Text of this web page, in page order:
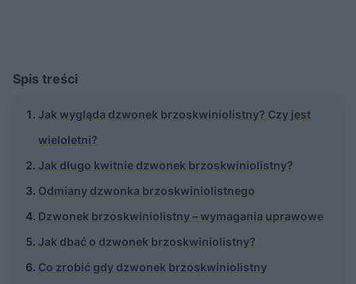
Spis treści
Jak wygląda dzwonek brzoskwiniolistny? Czy jest
wieloletni?
Jak długo kwitnie dzwonek brzoskwiniolistny?
Odmiany dzwonka brzoskwiniolistnego
Dzwonek brzoskwiniolistny – wymagania uprawowe
Jak dbać o dzwonek brzoskwiniolistny?
Co zrobić gdy dzwonek brzoskwiniolistny